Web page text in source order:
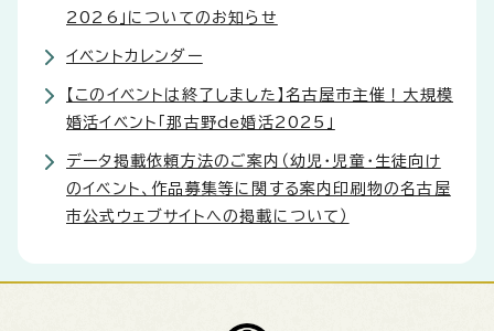
2026」についてのお知らせ
イベントカレンダー
【このイベントは終了しました】名古屋市主催！大規模
婚活イベント「那古野de婚活2025」
データ掲載依頼方法のご案内（幼児・児童・生徒向け
のイベント、作品募集等に関する案内印刷物の名古屋
市公式ウェブサイトへの掲載について）